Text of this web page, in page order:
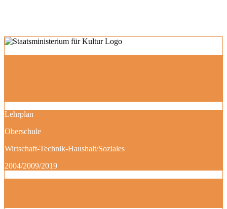
Lehrplan
Oberschule
Wirtschaft-Technik-Haushalt/Soziales
2004/2009/2019